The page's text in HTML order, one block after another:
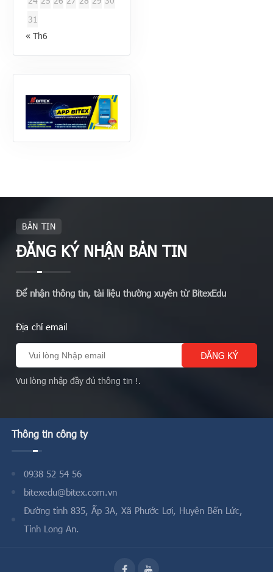
31
« Th6
BẢN TIN
ĐĂNG KÝ NHẬN BẢN TIN
Để nhận thông tin, tài liệu thường xuyên từ BitexEdu
Địa chỉ email
Vui lòng nhập đầy đủ thông tin !.
Thông tin công ty
0938 52 54 56
bitexedu@bitex.com.vn
Đường tỉnh 835, Ấp 3A, Xã Phước Lợi, Huyện Bến Lức,
Tỉnh Long An.